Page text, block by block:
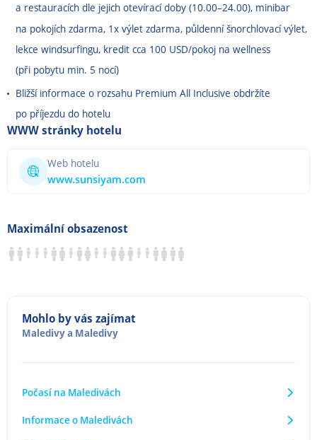
a restauracích dle jejich otevírací doby (10.00–24.00), minibar
na pokojích zdarma, 1x výlet zdarma, půldenní šnorchlovací výlet,
lekce windsurfingu, kredit cca 100 USD/pokoj na wellness
(při pobytu min. 5 nocí)
Bližší informace o rozsahu Premium All Inclusive obdržíte
po příjezdu do hotelu
WWW stránky hotelu
Web hotelu
www.sunsiyam.com
Maximální obsazenost
Mohlo by vás zajímat
Maledivya Maledivy
Počasí na Maledivách
Informace o Maledivách